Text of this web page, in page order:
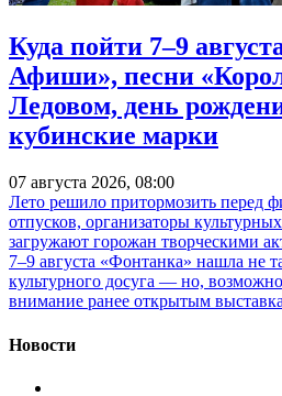
Куда пойти 7–9
Афиши», песни
Ледовом, день
кубинские марки
07 августа 2026, 08:00
Лето решило притормозить перед
отпусков, организаторы
загружают горожан творческими
7–9 августа «Фонтанка» нашла не
культурного досуга — но,
внимание ранее открытым
Новости